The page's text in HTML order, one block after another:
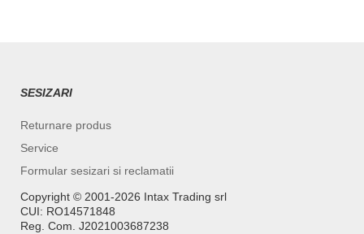
SESIZARI
Returnare produs
Service
Formular sesizari si reclamatii
Copyright ©️ 2001-2026 Intax Trading srl
CUI: RO14571848
Reg. Com. J2021003687238